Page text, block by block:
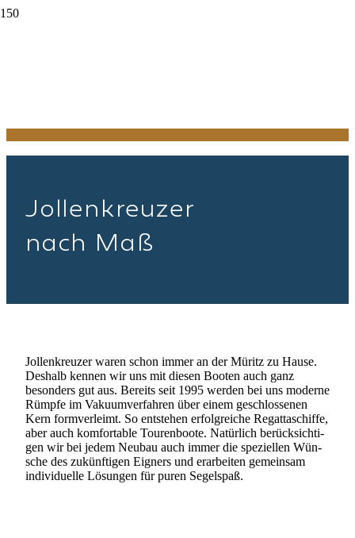
Jol­len­kreu­zer
nach Maß
Jol­len­kreu­zer waren schon immer an der Müritz zu Hause.
Des­halb kennen wir uns mit diesen Booten auch ganz
beson­ders gut aus. Bereits seit 1995 werden bei uns moderne
Rümpfe im Vaku­um­ver­fah­ren über einem geschlos­se­nen
Kern form­ver­leimt. So ent­ste­hen erfolg­rei­che Regat­ta­schiffe,
aber auch kom­for­ta­ble Tou­ren­boote. Natür­lich berück­sich­ti­
gen wir bei jedem Neubau auch immer die spe­zi­el­len Wün­
sche des zukünf­ti­gen Eig­ners und erar­bei­ten gemein­sam
indi­vi­du­elle Lösun­gen für puren Segelspaß.